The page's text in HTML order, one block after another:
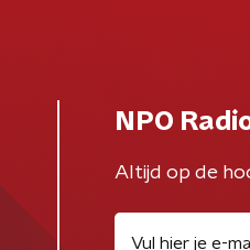
NPO
Altijd op de